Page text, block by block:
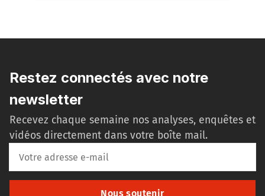
Restez connectés avec notre
newsletter
Recevez chaque semaine nos analyses, enquêtes et
vidéos directement dans votre boîte mail.
Nous soutenir